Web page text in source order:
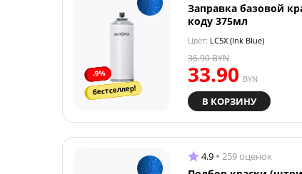
-9%
бестселлер!
Заправка базовой
коду 375мл
Цвет: LC5X (Ink Blue)
33.90 BYN
36.90BYN
В КОРЗИНУ
4.9 259 оценок